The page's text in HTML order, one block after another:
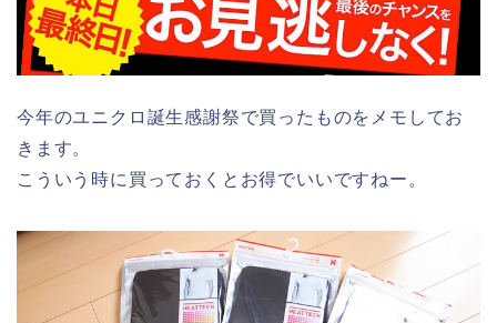
今年のユニクロ誕生感謝祭で買ったものをメモしてお
きます。
こういう時に買っておくとお得でいいですねー。